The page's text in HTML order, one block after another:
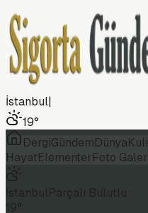
İstanbul|
19°
DergiGündemDünya
HayatElementerFoto